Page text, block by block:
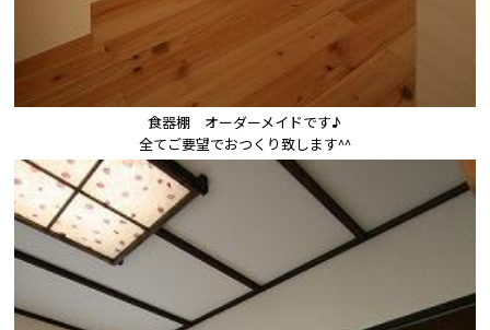
食器棚　オーダーメイドです♪
全てご要望でおつくり致します^^